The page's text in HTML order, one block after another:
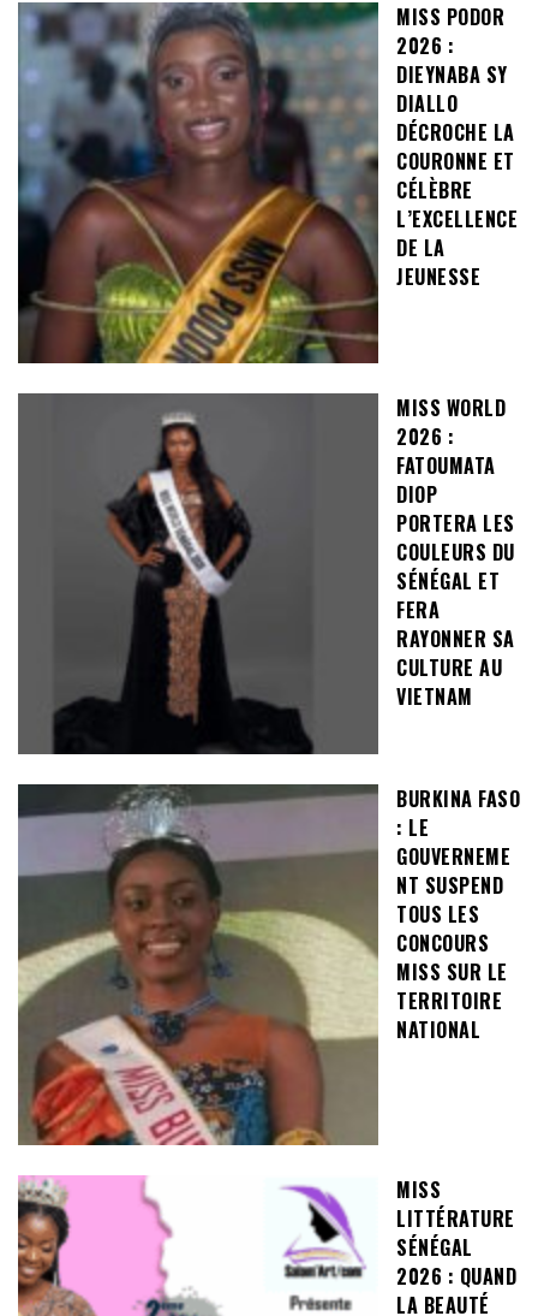
MISS PODOR
2026 :
DIEYNABA SY
DIALLO
DÉCROCHE LA
COURONNE ET
CÉLÈBRE
L’EXCELLENCE
DE LA
JEUNESSE
MISS WORLD
2026 :
FATOUMATA
DIOP
PORTERA LES
COULEURS DU
SÉNÉGAL ET
FERA
RAYONNER SA
CULTURE AU
VIETNAM
BURKINA FASO
: LE
GOUVERNEME
NT SUSPEND
TOUS LES
CONCOURS
MISS SUR LE
TERRITOIRE
NATIONAL
MISS
LITTÉRATURE
SÉNÉGAL
2026 : QUAND
LA BEAUTÉ